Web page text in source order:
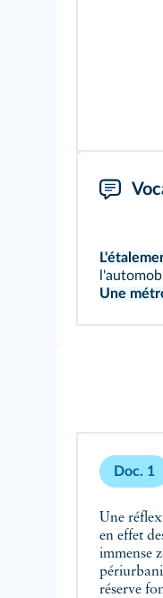
Une
Doc. 1
Une
en effet
immense
réserve